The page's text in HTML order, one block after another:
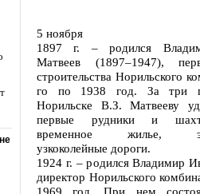
5 ноября
1897 г. – родился
Матвеев (1897–1947),
строительства Норильского
го по 1938 год. За три
Норильске В.З. Матвееву
первые рудники и
временное жилье,
узкоколейные дороги.
1924 г. – родился Владимир
директор Норильского
1969 год. При нем